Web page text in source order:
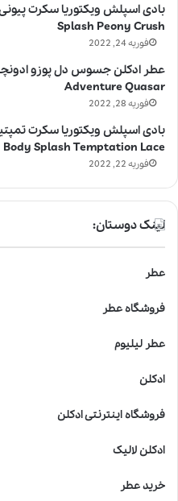
Splash Peony Crush
فوریه 24, 2022
Adventure Quasar
فوریه 28, 2022
Body Splash Temptation Lace
فوریه 22, 2022
لینک دوستان:
عطر
فروشگاه عطر
عطر لیلیوم
ادکلن
فروشگاه اینترنتی ادکلن
ادکلن لالیک
خرید عطر